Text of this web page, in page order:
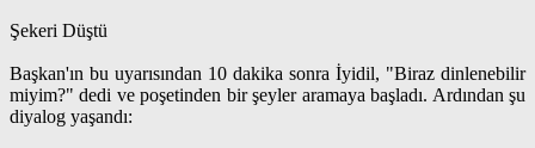
Şekeri Düştü
Başkan'ın bu uyarısından 10 dakika sonra İyidil, "Biraz dinlenebilir
miyim?" dedi ve poşetinden bir şeyler aramaya başladı. Ardından şu
diyalog yaşandı: